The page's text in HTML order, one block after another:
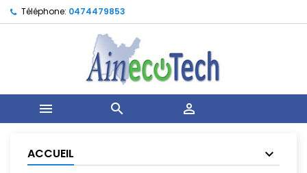
Téléphone: 0474479853
  
ACCUEIL